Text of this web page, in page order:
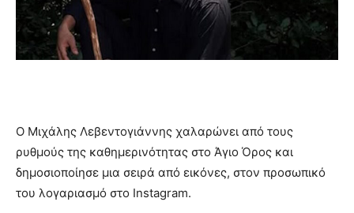
Ο Μιχάλης Λεβεντογιάννης χαλαρώνει από τους
ρυθμούς της καθημερινότητας στο Άγιο Όρος και
δημοσιοποίησε μια σειρά από εικόνες, στον προσωπικό
του λογαριασμό στο Instagram.